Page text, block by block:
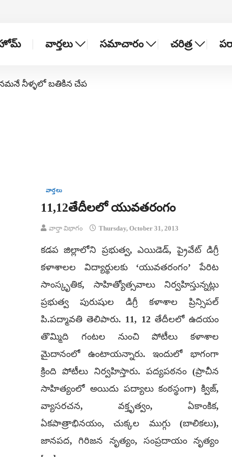
వార్తలు సమాచారం చరిత్ర
నీళ్ళలో బతికిన చేప
వార్తలు
11,12తేదీలలో యువతరంగం
వార్తా విభాగం Thursday, October 31, 2013
కడప జిల్లాలోని ప్రభుత్వ, ఎయిడెడ్, ప్రైవేట్ డిగ్రీ
కళాశాలల విద్యార్థులకు ‘యువతరంగం’ పేరిట
సాంస్కృతిక, సాహిత్యోత్సవాలు నిర్వహిస్తున్నట్లు
ప్రభుత్వ పురుషుల డిగ్రీ కళాశాల ప్రిన్సిపల్
పి.పద్మావతి తెలిపారు. 11, 12 తేదీలలో ఉదయం
తొమ్మిది గంటల నుంచి పోటీలు కళాశాల
మైదానంలో ఉంటాయన్నారు. ఇందులో భాగంగా
క్రింది పోటీలు నిర్వహిస్తారు. పద్యపఠనం (ప్రాచీన
సాహిత్యంలో అయిదు పద్యాలు కంఠస్థంగా) క్విజ్,
వ్యాసరచన, వక్తృత్వం, ఏకాంకిక,
ఏకపాత్రాభినయం, చుక్కల ముగ్గు (బాలికలు),
జానపద, గిరిజన నృత్యం, సంప్రదాయం నృత్యం